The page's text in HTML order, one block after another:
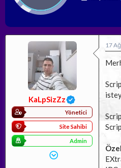
t
a
n
KaLpSizZz
Yönetici
Site Sahibi
Admin
17